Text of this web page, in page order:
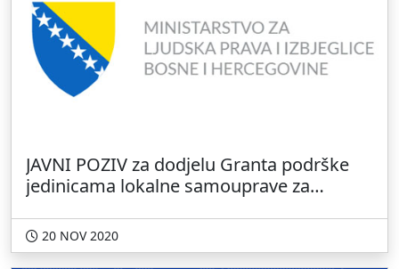
JAVNI POZIV za dodjelu Granta podrške
jedinicama lokalne samouprave za
iseljeništvom
20 NOV 2020